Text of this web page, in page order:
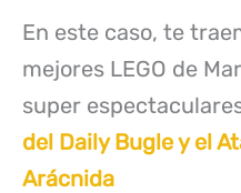
En este caso, te
mejores LEGO de
super
del Daily Bugle y el
Arácnida